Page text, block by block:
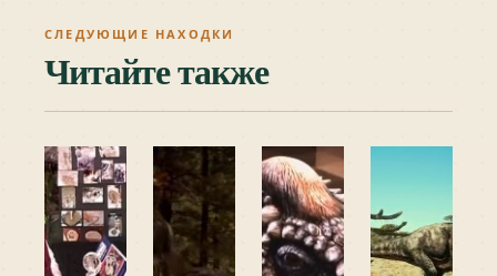
СЛЕДУЮЩИЕ НАХОДКИ
Читайте также